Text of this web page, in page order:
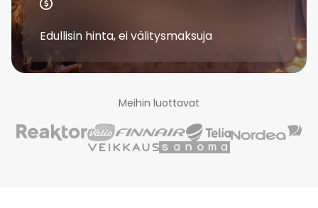
Edullisin hinta, ei välitysmaksuja
Meihin luottavat